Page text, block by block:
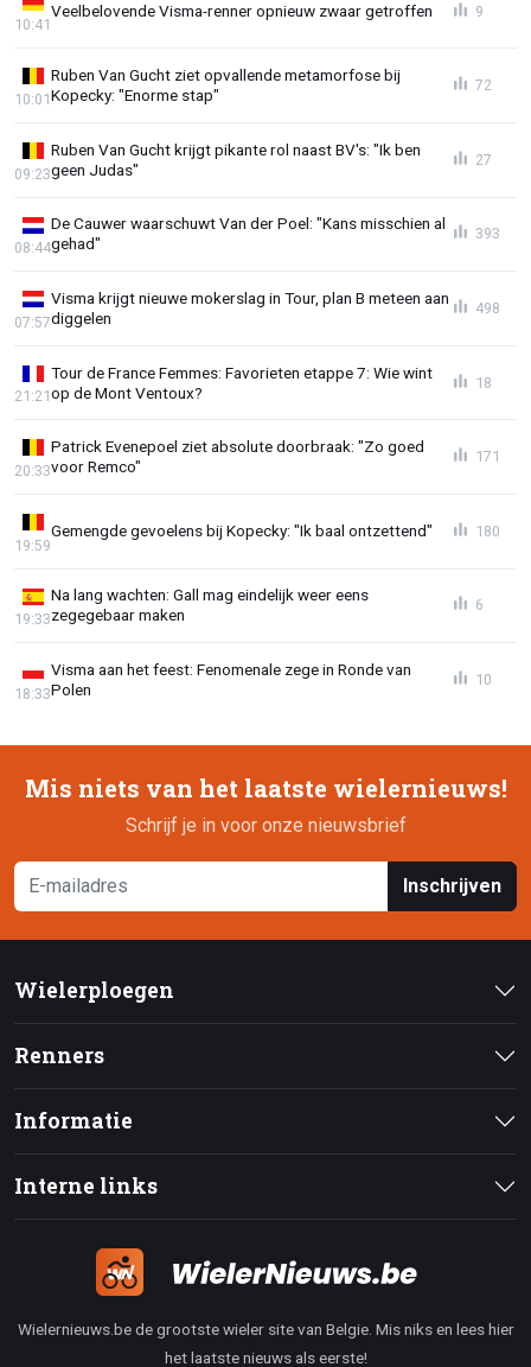
Veelbelovende Visma-renner opnieuw zwaar getroffen
10:41
9
Ruben Van Gucht ziet opvallende metamorfose bij
Kopecky: "Enorme stap"
10:01
72
Ruben Van Gucht krijgt pikante rol naast BV's: "Ik ben
geen Judas"
09:23
27
De Cauwer waarschuwt Van der Poel: "Kans misschien al
gehad"
08:44
393
Visma krijgt nieuwe mokerslag in Tour, plan B meteen aan
diggelen
07:57
498
Tour de France Femmes: Favorieten etappe 7: Wie wint
op de Mont Ventoux?
21:21
18
Patrick Evenepoel ziet absolute doorbraak: "Zo goed
voor Remco"
20:33
171
Gemengde gevoelens bij Kopecky: "Ik baal ontzettend"
19:59
180
Na lang wachten: Gall mag eindelijk weer eens
zegegebaar maken
19:33
6
Visma aan het feest: Fenomenale zege in Ronde van
Polen
18:33
10
Mis niets van het laatste wielernieuws!
Schrijf je in voor onze nieuwsbrief
Inschrijven
Wielerploegen
Renners
Informatie
Interne links
Wielernieuws.be de grootste wieler site van Belgie. Mis niks en lees hier
het laatste nieuws als eerste!